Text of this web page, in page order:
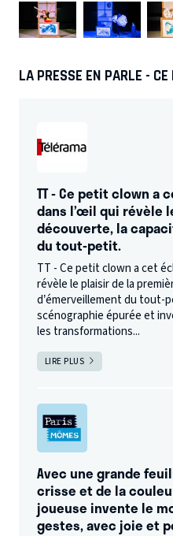
LA PRESSE EN PARLE -
TT - Ce petit clown a
dans l’œil qui révèle
découverte, la
du tout-petit.
TT - Ce petit clown a cet
révèle le plaisir de la
d’émerveillement du tout-
scénographie épurée et
les transformations...
LIRE PLUS
Avec une grande
crisse et de la
joueuse invente le
gestes, avec joie et